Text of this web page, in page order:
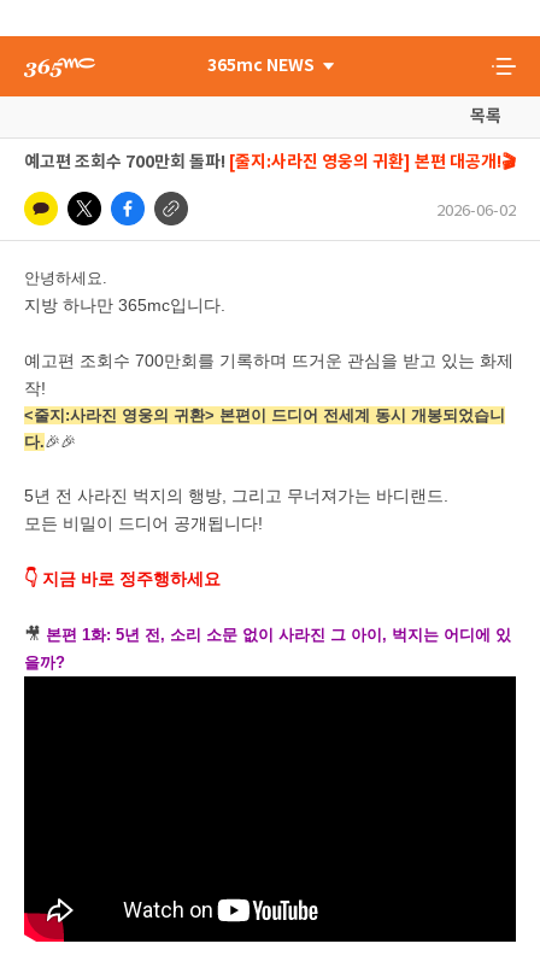
365mc NEWS
목록
예고편 조회수 700만회 돌파! [줄지:사라진 영웅의 귀환] 본편 대공개!🎬
2026-06-02
안녕하세요.
지방 하나만 365mc입니다.
예고편 조회수 700만회를 기록하며 뜨거운 관심을 받고 있는 화제
작!
<줄지:사라진 영웅의 귀환> 본편이 드디어 전세계 동시 개봉되었습니
다.🎉🎉
5년 전 사라진 벅지의 행방, 그리고 무너져가는 바디랜드.
모든 비밀이 드디어 공개됩니다!
👇 지금 바로 정주행하세요
🎥 본편 1화: 5년 전, 소리 소문 없이 사라진 그 아이, 벅지는 어디에 있
을까?